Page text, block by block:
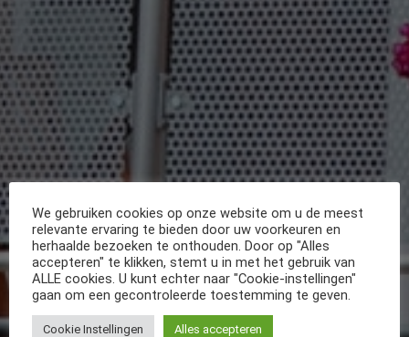
We gebruiken cookies op onze website om u de meest
relevante ervaring te bieden door uw voorkeuren en
herhaalde bezoeken te onthouden. Door op "Alles
accepteren" te klikken, stemt u in met het gebruik van
ALLE cookies. U kunt echter naar "Cookie-instellingen"
gaan om een gecontroleerde toestemming te geven.
Cookie Instellingen Alles accepteren